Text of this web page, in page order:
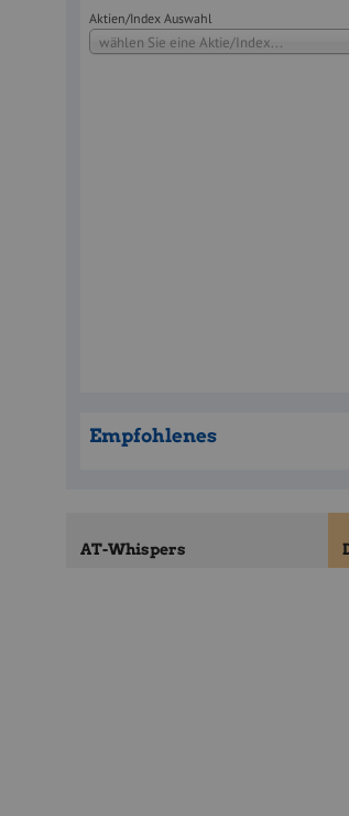
Aktien/Index Auswahl
wählen Sie eine Aktie/Index...
Empfohlenes
AT-Whispers